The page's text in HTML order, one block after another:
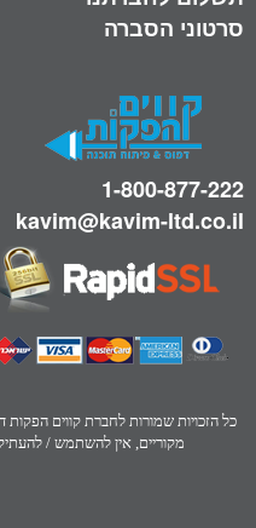
סרטוני הסברה
1-800-877-222
kavim@kavim-ltd.co.il
כל הזכויות שמורות לחברת קווים
מקוריים, אין להשתמש /